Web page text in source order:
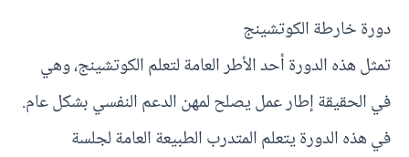
دورة خارطة الكوتشينج
تمثل هذه الدورة أحد الأطر العامة لتعلم الكوتشينج، وهي
في الحقيقة إطار عمل يصلح لمهن الدعم النفسي بشكل عام.
في هذه الدورة يتعلم المتدرب الطبيعة العامة لجلسة